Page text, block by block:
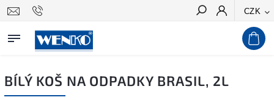
CZK
Hledat
BÍLÝ KOŠ NA ODPADKY BRASIL, 2L